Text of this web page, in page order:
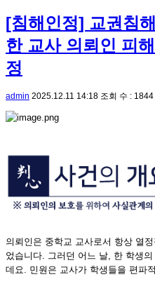
[침해인정] 교권침
한 교사 의뢰인 피
정
admin 2025.12.11 14:18 조회 수 : 1844
의뢰인은 중학교 교사로서 항상 열
었습니다. 그러던 어느 날, 한 학생
데요. 민원은 교사가 학생들을 편파